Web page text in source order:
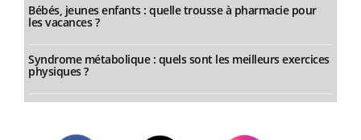
Bébés, jeunes enfants : quelle trousse à pharmacie pour
les vacances ?
Syndrome métabolique : quels sont les meilleurs exercices
physiques ?